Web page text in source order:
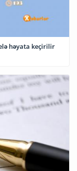
həyata keçirilir